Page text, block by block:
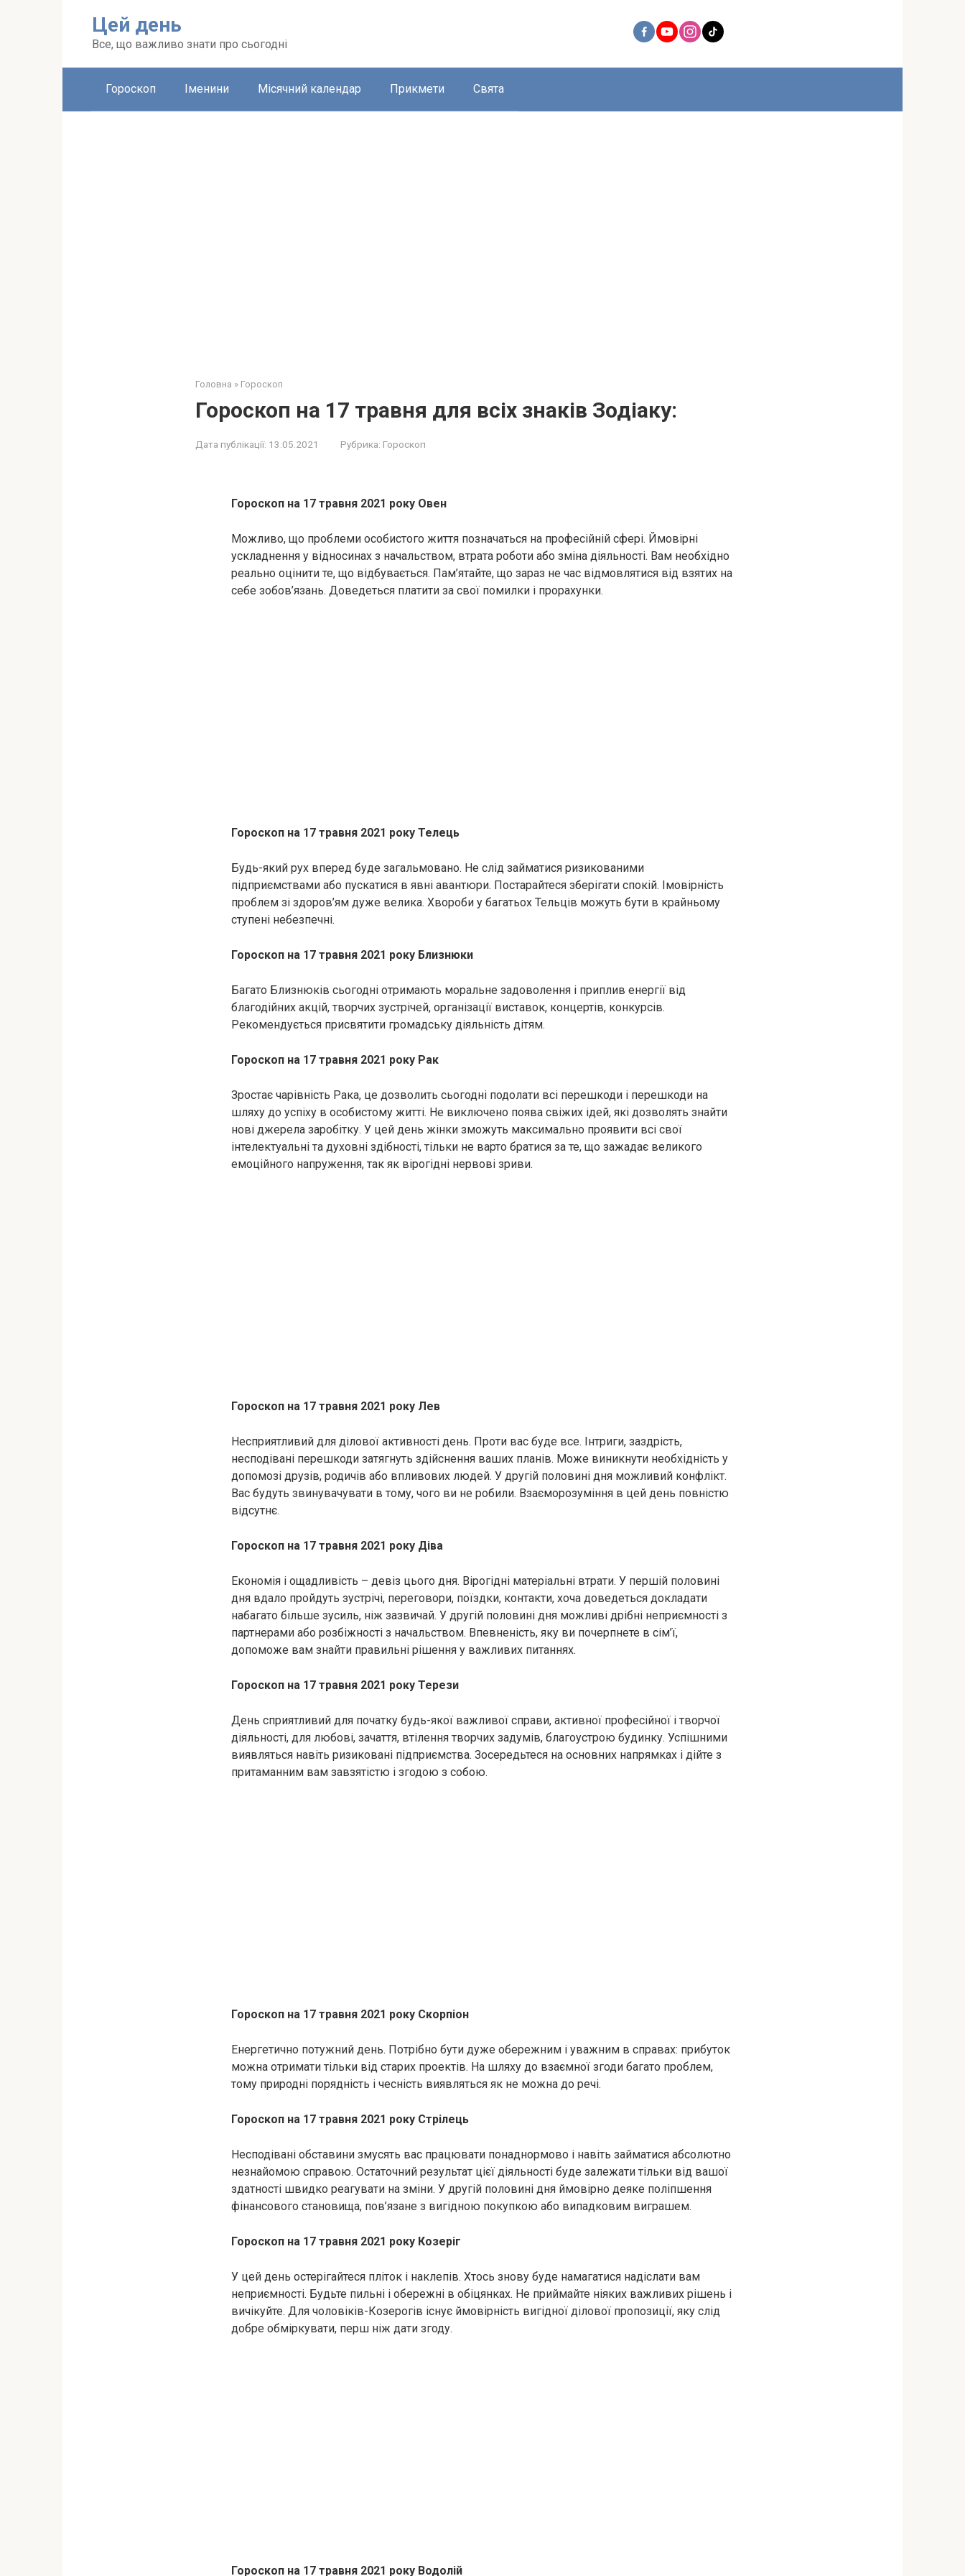
Цей день
Все, що важливо знати про сьогодні
Гороскоп Іменини Місячний календар Прикмети Свята
Головна » Гороскоп
Гороскоп на 17 травня для всіх знаків Зодіаку:
Дата публікації: 13.05.2021 Рубрика: Гороскоп
Гороскоп на 17 травня 2021 року Овен
Можливо, що проблеми особистого життя позначаться на професійній сфері. Ймовірні
ускладнення у відносинах з начальством, втрата роботи або зміна діяльності. Вам необхідно
реально оцінити те, що відбувається. Пам’ятайте, що зараз не час відмовлятися від взятих на
себе зобов’язань. Доведеться платити за свої помилки і прорахунки.
Гороскоп на 17 травня 2021 року Телець
Будь-який рух вперед буде загальмовано. Не слід займатися ризикованими
підприємствами або пускатися в явні авантюри. Постарайтеся зберігати спокій. Імовірність
проблем зі здоров’ям дуже велика. Хвороби у багатьох Тельців можуть бути в крайньому
ступені небезпечні.
Гороскоп на 17 травня 2021 року Близнюки
Багато Близнюків сьогодні отримають моральне задоволення і приплив енергії від
благодійних акцій, творчих зустрічей, організації виставок, концертів, конкурсів.
Рекомендується присвятити громадську діяльність дітям.
Гороскоп на 17 травня 2021 року Рак
Зростає чарівність Рака, це дозволить сьогодні подолати всі перешкоди і перешкоди на
шляху до успіху в особистому житті. Не виключено поява свіжих ідей, які дозволять знайти
нові джерела заробітку. У цей день жінки зможуть максимально проявити всі свої
інтелектуальні та духовні здібності, тільки не варто братися за те, що зажадає великого
емоційного напруження, так як вірогідні нервові зриви.
Гороскоп на 17 травня 2021 року Лев
Несприятливий для ділової активності день. Проти вас буде все. Інтриги, заздрість,
несподівані перешкоди затягнуть здійснення ваших планів. Може виникнути необхідність у
допомозі друзів, родичів або впливових людей. У другій половині дня можливий конфлікт.
Вас будуть звинувачувати в тому, чого ви не робили. Взаєморозуміння в цей день повністю
відсутнє.
Гороскоп на 17 травня 2021 року Діва
Економія і ощадливість – девіз цього дня. Вірогідні матеріальні втрати. У першій половині
дня вдало пройдуть зустрічі, переговори, поїздки, контакти, хоча доведеться докладати
набагато більше зусиль, ніж зазвичай. У другій половині дня можливі дрібні неприємності з
партнерами або розбіжності з начальством. Впевненість, яку ви почерпнете в сім’ї,
допоможе вам знайти правильні рішення у важливих питаннях.
Гороскоп на 17 травня 2021 року Терези
День сприятливий для початку будь-якої важливої ​​справи, активної професійної і творчої
діяльності, для любові, зачаття, втілення творчих задумів, благоустрою будинку. Успішними
виявляться навіть ризиковані підприємства. Зосередьтеся на основних напрямках і дійте з
притаманним вам завзятістю і згодою з собою.
Гороскоп на 17 травня 2021 року Скорпіон
Енергетично потужний день. Потрібно бути дуже обережним і уважним в справах: прибуток
можна отримати тільки від старих проектів. На шляху до взаємної згоди багато проблем,
тому природні порядність і чесність виявляться як не можна до речі.
Гороскоп на 17 травня 2021 року Стрілець
Несподівані обставини змусять вас працювати понаднормово і навіть займатися абсолютно
незнайомою справою. Остаточний результат цієї діяльності буде залежати тільки від вашої
здатності швидко реагувати на зміни. У другій половині дня ймовірно деяке поліпшення
фінансового становища, пов’язане з вигідною покупкою або випадковим виграшем.
Гороскоп на 17 травня 2021 року Козеріг
У цей день остерігайтеся пліток і наклепів. Хтось знову буде намагатися надіслати вам
неприємності. Будьте пильні і обережні в обіцянках. Не приймайте ніяких важливих рішень і
вичікуйте. Для чоловіків-Козерогів існує ймовірність вигідної ділової пропозиції, яку слід
добре обміркувати, перш ніж дати згоду.
Гороскоп на 17 травня 2021 року Водолій